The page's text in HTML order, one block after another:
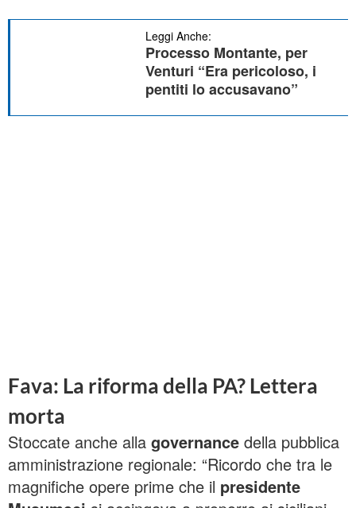
Leggi Anche:
Processo Montante, per
Venturi “Era pericoloso, i
pentiti lo accusavano”
Fava: La riforma della PA? Lettera
morta
Stoccate anche alla governance della pubblica
amministrazione regionale: “Ricordo che tra le
magnifiche opere prime che il presidente